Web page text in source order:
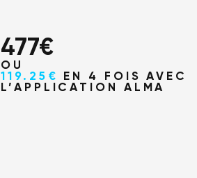
477€
OU
119.25€
EN 4 FOIS AVEC
L’APPLICATION ALMA